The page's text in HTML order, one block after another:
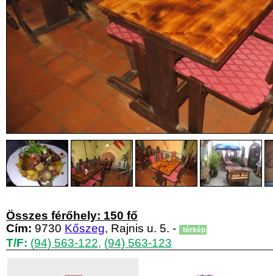
Összes férőhely: 150 fő
Cím: 9730 Kőszeg, Rajnis u. 5. - térkép
T/F: (94) 563-122, (94) 563-123